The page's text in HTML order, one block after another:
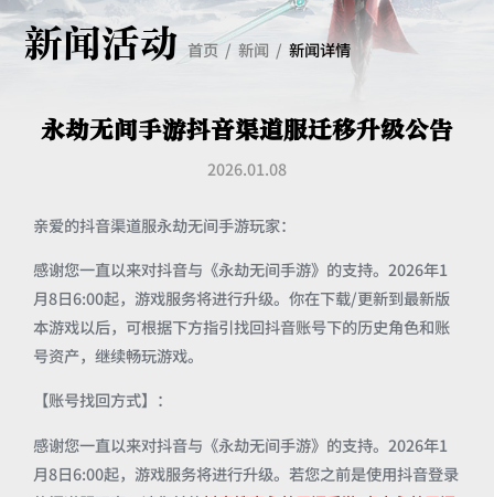
新闻活动 首页 新闻 新闻详情
永劫无间手游抖音渠道服迁移升级公告
2026.01.08
亲爱的抖音渠道服永劫无间手游玩家：
感谢您一直以来对抖音与《永劫无间手游》的支持。2026年1
月8日6:00起，游戏服务将进行升级。你在下载/更新到最新版
本游戏以后，可根据下方指引找回抖音账号下的历史角色和账
号资产，继续畅玩游戏。
【账号找回方式】：
感谢您一直以来对抖音与《永劫无间手游》的支持。2026年1
月8日6:00起，游戏服务将进行升级。若您之前是使用抖音登录